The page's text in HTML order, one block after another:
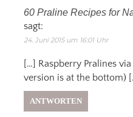
60 Praline Recipes for
sagt:
24. Juni 2015 um 16:01 Uhr
[…] Raspberry Pralines
version is at the bottom)
ANTWORTEN